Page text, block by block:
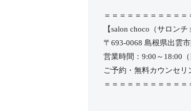
＝＝＝＝＝＝＝＝＝＝＝
【salon choco（サロンチ
〒693-0068 島根県出雲
営業時間：9:00～18:00（
ご予約・無料カウンセリ
＝＝＝＝＝＝＝＝＝＝＝